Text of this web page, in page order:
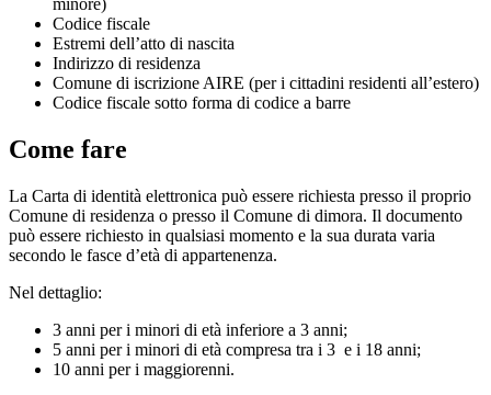
minore)
Codice fiscale
Estremi dell’atto di nascita
Indirizzo di residenza
Comune di iscrizione AIRE (per i cittadini residenti all’estero)
Codice fiscale sotto forma di codice a barre
Come fare
La Carta di identità elettronica può essere richiesta presso il proprio
Comune di residenza o presso il Comune di dimora. Il documento
può essere richiesto in qualsiasi momento e la sua durata varia
secondo le fasce d’età di appartenenza.
Nel dettaglio:
3 anni per i minori di età inferiore a 3 anni;
5 anni per i minori di età compresa tra i 3 e i 18 anni;
10 anni per i maggiorenni.